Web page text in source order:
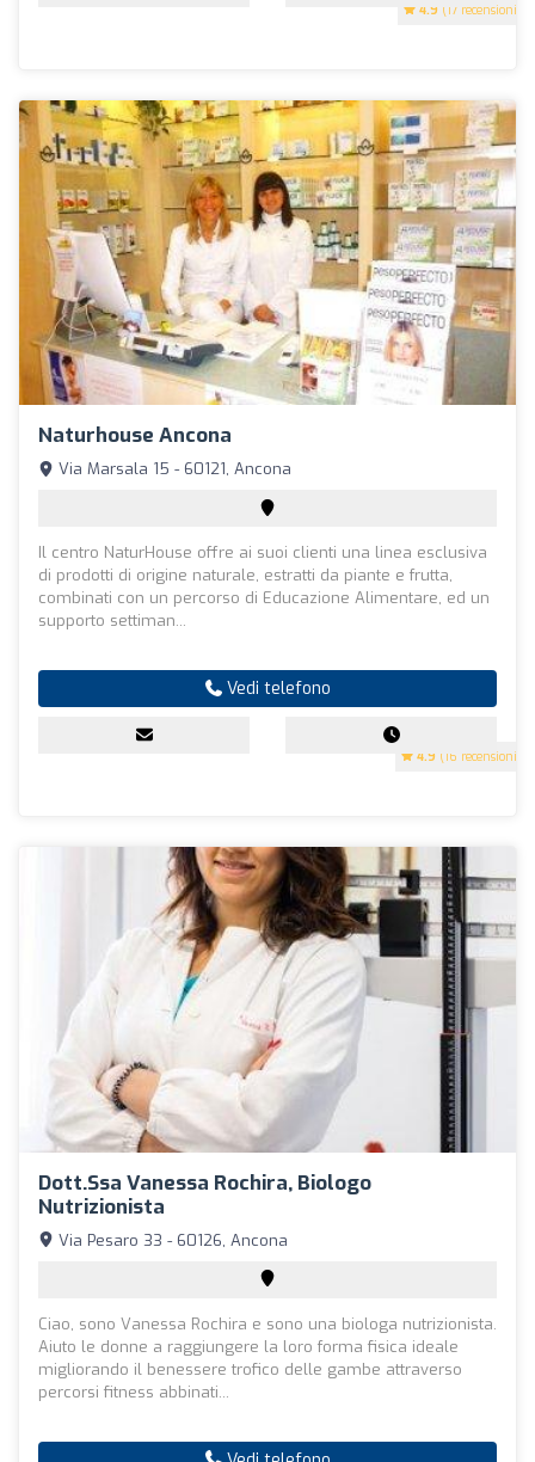
4.9 (17 recensioni)
Naturhouse Ancona
4.9 (16 recensioni)
Via Marsala 15 - 60121, Ancona
Il centro NaturHouse offre ai suoi clienti una linea esclusiva
di prodotti di origine naturale, estratti da piante e frutta,
combinati con un percorso di Educazione Alimentare, ed un
supporto settiman...
Vedi telefono
Dott.ssa Vanessa Rochira, Biologo
Nutrizionista
Via Pesaro 33 - 60126, Ancona
Ciao, sono Vanessa Rochira e sono una biologa nutrizionista.
Aiuto le donne a raggiungere la loro forma fisica ideale
migliorando il benessere trofico delle gambe attraverso
percorsi fitness abbinati...